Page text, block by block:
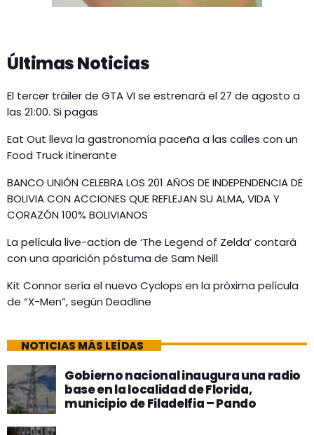
Últimas Noticias
El tercer tráiler de GTA VI se estrenará el 27 de agosto a
las 21:00. Si pagas
Eat Out lleva la gastronomía paceña a las calles con un
Food Truck itinerante
BANCO UNIÓN CELEBRA LOS 201 AÑOS DE INDEPENDENCIA DE
BOLIVIA CON ACCIONES QUE REFLEJAN SU ALMA, VIDA Y
CORAZÓN 100% BOLIVIANOS
La película live-action de ‘The Legend of Zelda’ contará
con una aparición póstuma de Sam Neill
Kit Connor sería el nuevo Cyclops en la próxima película
de “X-Men”, según Deadline
NOTICIAS MÁS LEÍDAS
Gobierno nacional inaugura una radio
base en la localidad de Florida,
municipio de Filadelfia – Pando